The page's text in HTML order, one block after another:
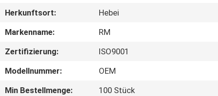
UNS
QUALITÄTSKONTROLLE
Herkunftsort:
Hebei
Markenname:
RM
Zertifizierung:
ISO9001
Modellnummer:
OEM
Min Bestellmenge:
100 Stück